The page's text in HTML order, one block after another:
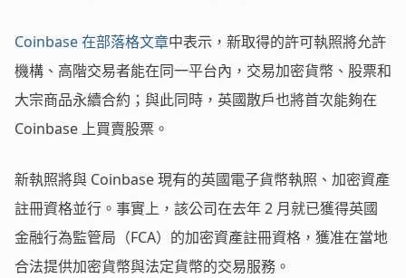
Coinbase 在部落格文章中表示，新取得的許可執照將允許
機構、高階交易者能在同一平台內，交易加密貨幣、股票和
大宗商品永續合約；與此同時，英國散戶也將首次能夠在
Coinbase 上買賣股票。
新執照將與 Coinbase 現有的英國電子貨幣執照、加密資產
註冊資格並行。事實上，該公司在去年 2 月就已獲得英國
金融行為監管局（FCA）的加密資產註冊資格，獲准在當地
合法提供加密貨幣與法定貨幣的交易服務。